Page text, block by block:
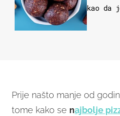
kao da
Prije našto manje od
tome kako se najbolje